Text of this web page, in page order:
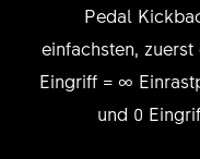
Pedal
einfachsten,
Eingriff = ∞
und 0